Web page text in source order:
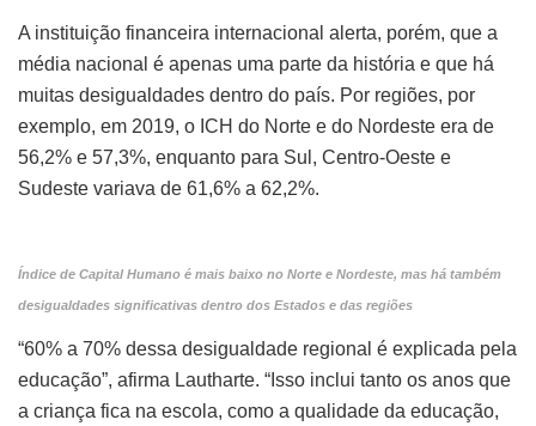
A instituição financeira internacional alerta, porém, que a
média nacional é apenas uma parte da história e que há
muitas desigualdades dentro do país. Por regiões, por
exemplo, em 2019, o ICH do Norte e do Nordeste era de
56,2% e 57,3%, enquanto para Sul, Centro-Oeste e
Sudeste variava de 61,6% a 62,2%.
Índice de Capital Humano é mais baixo no Norte e Nordeste, mas há também
desigualdades significativas dentro dos Estados e das regiões
“60% a 70% dessa desigualdade regional é explicada pela
educação”, afirma Lautharte. “Isso inclui tanto os anos que
a criança fica na escola, como a qualidade da educação,